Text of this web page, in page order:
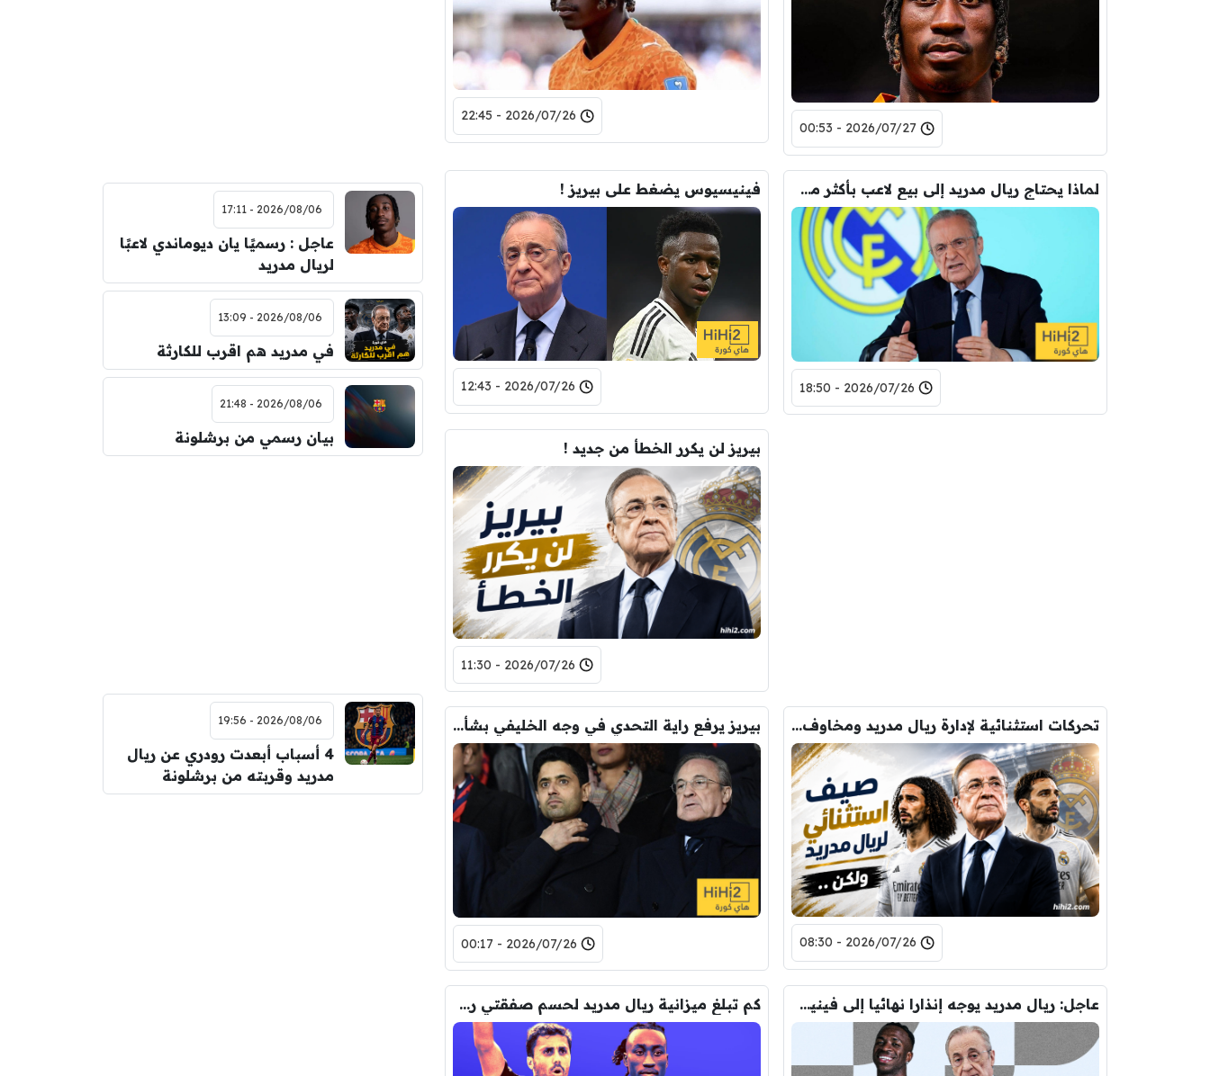
2026/07/27 - 00:53
2026/07/26 - 22:45
لماذا يحتاج ريال مدريد إلى بيع لاعب بأكثر من 100 مليون يورو هذا الصيف؟
2026/07/26 - 18:50
فينيسيوس يضغط على بيريز !
2026/07/26 - 12:43
بيريز لن يكرر الخطأ من جديد !
2026/07/26 - 11:30
تحركات استثنائية لإدارة ريال مدريد ومخاوف قائمة !
2026/07/26 - 08:30
بيريز يرفع راية التحدي في وجه الخليفي بشأن ضم هذا اللاعب !
2026/07/26 - 00:17
عاجل: ريال مدريد يوجه إنذارا نهائيا إلى فينيسيوس كم تبلغ ميزانية ريال مدريد لحسم صفقتي رودري وديوماندي؟
2026/08/06 - 17:11
عاجل : رسميًا يان ديوماندي لاعبًا
لريال مدريد
2026/08/06 - 13:09
في مدريد هم اقرب للكارثة
2026/08/06 - 21:48
بيان رسمي من برشلونة
2026/08/06 - 19:56
4 أسباب أبعدت رودري عن ريال
مدريد وقربته من برشلونة